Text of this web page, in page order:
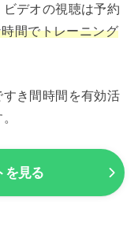
デオの視聴は予約
間でトレーニング
き間時間を有効活
を見る